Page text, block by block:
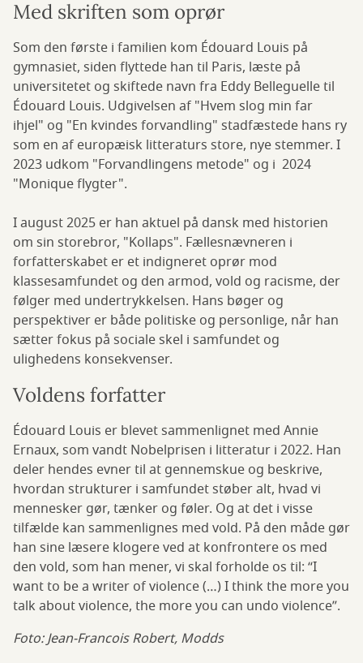
Med skriften som oprør
Som den første i familien kom Édouard Louis på
gymnasiet, siden flyttede han til Paris, læste på
universitetet og skiftede navn fra Eddy Belleguelle til
Édouard Louis. Udgivelsen af "Hvem slog min far
ihjel" og "En kvindes forvandling" stadfæstede hans ry
som en af europæisk litteraturs store, nye stemmer. I
2023 udkom "Forvandlingens metode" og i 2024
"Monique flygter".
I august 2025 er han aktuel på dansk med historien
om sin storebror, "Kollaps". Fællesnævneren i
forfatterskabet er et indigneret oprør mod
klassesamfundet og den armod, vold og racisme, der
følger med undertrykkelsen. Hans bøger og
perspektiver er både politiske og personlige, når han
sætter fokus på sociale skel i samfundet og
ulighedens konsekvenser.
Voldens forfatter
Édouard Louis er blevet sammenlignet med Annie
Ernaux, som vandt Nobelprisen i litteratur i 2022. Han
deler hendes evner til at gennemskue og beskrive,
hvordan strukturer i samfundet støber alt, hvad vi
mennesker gør, tænker og føler. Og at det i visse
tilfælde kan sammenlignes med vold. På den måde gør
han sine læsere klogere ved at konfrontere os med
den vold, som han mener, vi skal forholde os til: “I
want to be a writer of violence (…) I think the more you
talk about violence, the more you can undo violence”.
Foto: Jean-Francois Robert, Modds